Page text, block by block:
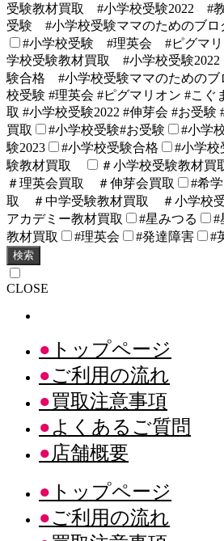
受験教材買取 #小学校受験2022 #
受験 #小学校受験ママのためのブ
#小学校受験 #理英会 #ピグマ
学校受験教材買取 #小学校受験
験合格 #小学校受験ママのための
校受験 #理英会 #ピグマリオン #こぐ
取 #小学校受験2022 #伸芽会 #お受験
買取
#小学校受験#お受験 #小学
験2023
#小学校受験合格 #小学校
験教材買取
＃小学校受験教材
＃理英会買取 ＃伸芽会買取
#希
取 ＃中学受験教材買取 ＃小学校
アカデミー教材買取
#星みつる #
教材買取
#理英会 #発達障害 #
検索
CLOSE
トップページ
ご利用の流れ
買取注意事項
よくあるご質問
店舗概要
トップページ
ご利用の流れ